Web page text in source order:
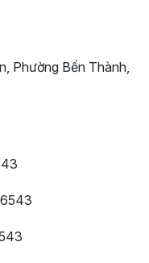
Phường Bến Thành,